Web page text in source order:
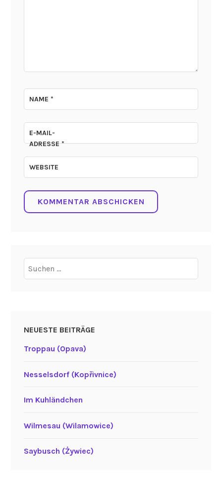
NAME*
E-MAIL-
ADRESSE*
WEBSITE
nach:
NEUESTE BEITRÄGE
Troppau (Opava)
Nesselsdorf (Kopřivnice)
Im Kuhländchen
Wilmesau (Wilamowice)
Saybusch (Żywiec)